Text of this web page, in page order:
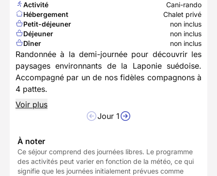
Activité
Cani-rando
Hébergement
Chalet privé
Petit-déjeuner
non inclus
Déjeuner
non inclus
Dîner
non inclus
Randonnée à la demi-journée pour découvrir les
paysages environnants de la Laponie suédoise.
Accompagné par un de nos fidèles compagnons à
4 pattes.
Voir plus
Jour 1
À noter
Ce séjour comprend des journées libres. Le programme
des activités peut varier en fonction de la météo, ce qui
signifie que les journées initialement prévues comme